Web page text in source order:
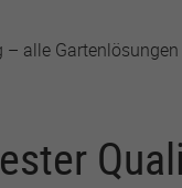
Anbieter
– alle